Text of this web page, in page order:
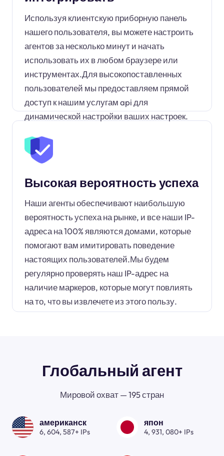
Используя клиентскую приборную панель
нашего пользователя, вы можете настроить
агентов за несколько минут и начать
использовать их в любом браузере или
инструментах.Для высокопоставленных
пользователей мы предоставляем прямой
доступ к нашим услугам api для
динамической настройки ваших настроек.
Высокая вероятность успеха
Наши агенты обеспечивают наибольшую
вероятность успеха на рынке, и все наши IP-
адреса на 100% являются домами, которые
помогают вам имитировать поведение
настоящих пользователей.Мы будем
регулярно проверять наш IP-адрес на
наличие маркеров, которые могут повлиять
на то, что вы извлечете из этого пользу.
Глобальный агент
Мировой охват — 195 стран
американск
6, 604, 587+ IPs
япон
4, 931, 080+ IPs